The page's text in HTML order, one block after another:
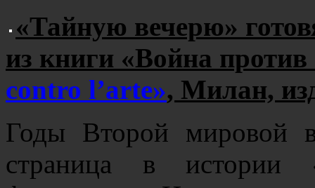
«Тайную вечерю»
из книги «Война против
contro l’arte», Милан,
Годы Второй мировой
страница в истории